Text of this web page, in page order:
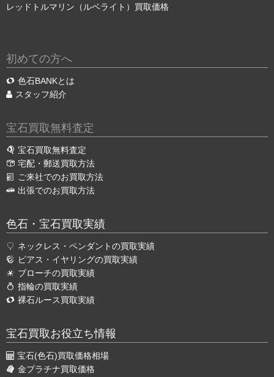
レッドトルマリン（ルベライト）買取価格
初めての方へ
色石BANKとは
スタッフ紹介
宝石買取無料査定
宝石買取無料査定
宅配・郵送買取方法
ご来社でのお買取方法
出張でのお買取方法
色石・宝石買取実績
ネックレス・ペンダントの買取実績
ピアス・イヤリングの買取実績
ブローチの買取実績
指輪の買取実績
裸石ルース買取実績
宝石買取お役立ち情報
宝石(色石)買取価格相場
金プラチナ買取価格